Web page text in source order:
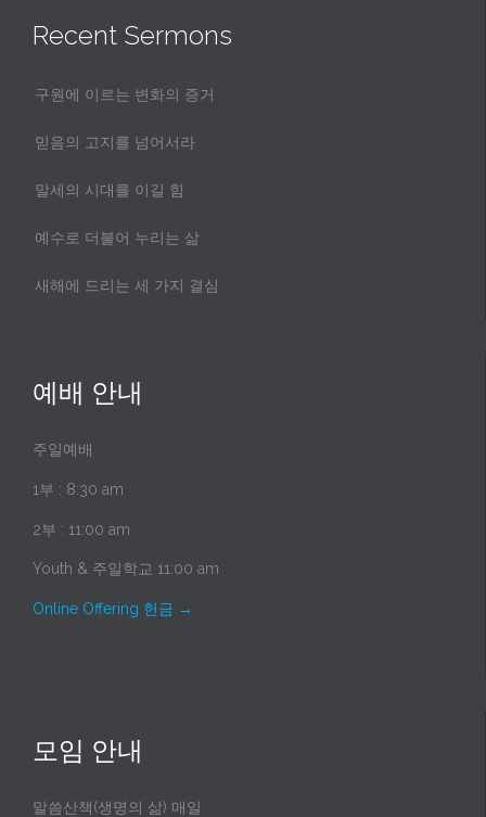
Recent Sermons
구원에 이르는 변화의 증거
믿음의 고지를 넘어서라
말세의 시대를 이길 힘
예수로 더불어 누리는 삶
새해에 드리는 세 가지 결심
예배 안내
주일예배
1부 : 8:30 am
2부 : 11:00 am
Youth & 주일학교 11:00 am
Online Offering 헌금 →
모임 안내
말씀산책(생명의 삶) 매일